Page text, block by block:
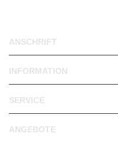
ANSCHRIFT
INFORMATION
SERVICE
ANGEBOTE